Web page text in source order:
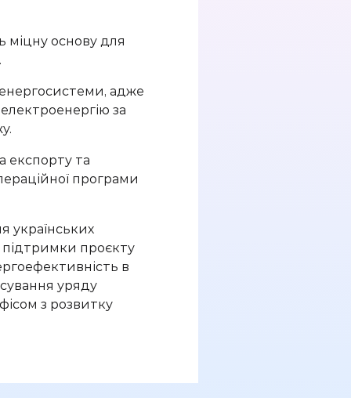
міцну основу для
енергосистеми, адже
за
експорту та
програми
українських
підтримки проєкту
в
уряду
з розвитку